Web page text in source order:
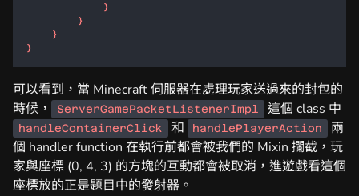
可以看到，當 Minecraft 伺服器在處理玩家送過來的封包的
時候，
ServerGamePacketListenerImpl 這個 class 中
handleContainerClick 和 handlePlayerAction
兩
個 handler function 在執行前都會被我們的 Mixin 攔截，玩
家與座標 (0, 4, 3) 的方塊的互動都會被取消，進遊戲看這個
座標放的正是題目中的發射器。